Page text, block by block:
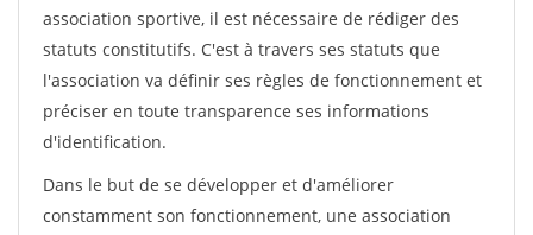
association sportive, il est nécessaire de rédiger des
statuts constitutifs. C'est à travers ses statuts que
l'association va définir ses règles de fonctionnement et
préciser en toute transparence ses informations
d'identification.
Dans le but de se développer et d'améliorer
constamment son fonctionnement, une association